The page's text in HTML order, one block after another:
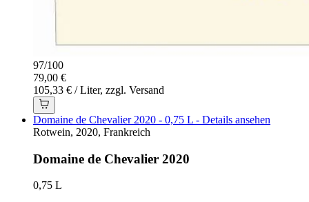
97/100
79,00 €
105,33 € / Liter, zzgl. Versand
Domaine de Chevalier 2020 - 0,75 L - Details ansehen
Rotwein, 2020, Frankreich
Domaine de Chevalier 2020
0,75 L